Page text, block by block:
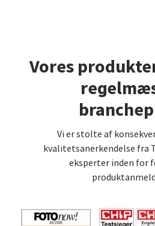
Vores
Vi er stolte af
kvalitetsanerkendelse fra
eksperter inden for